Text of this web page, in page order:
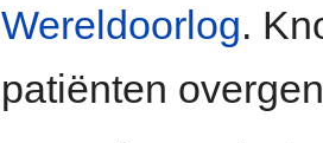
Wereldoorlog.
patiënten